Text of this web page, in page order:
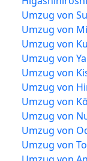
Umzug von
Umzug von
Umzug von
Umzug von
Umzug von
Umzug von
Umzug von
Umzug von
Umzug von
Umzug von